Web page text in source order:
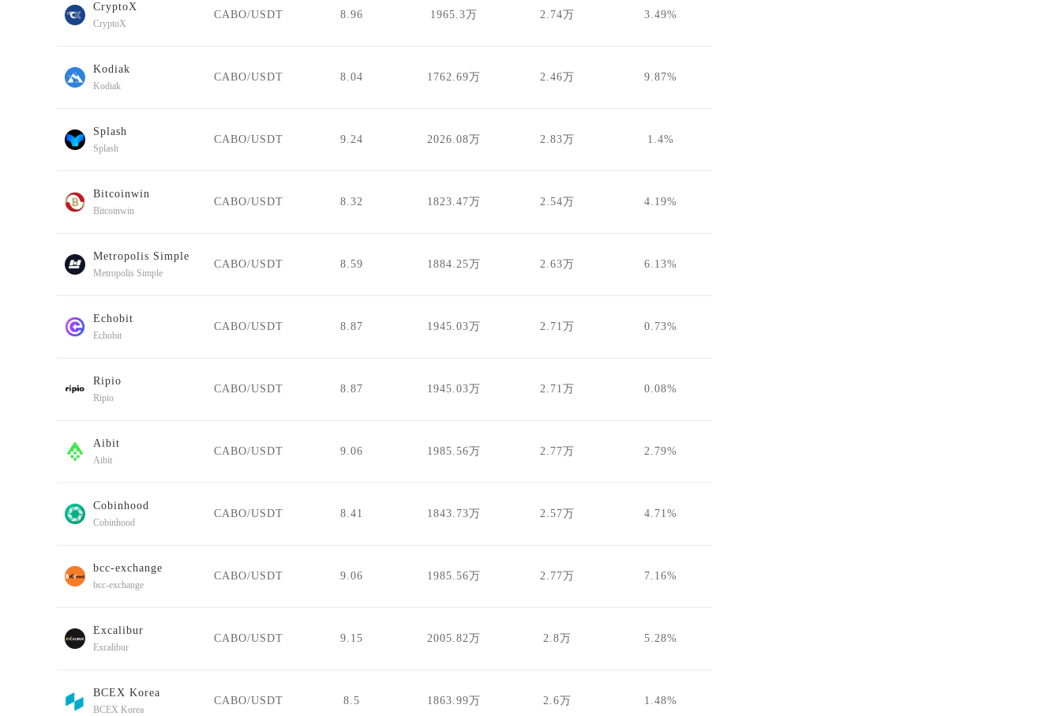
CryptoX
CryptoX
CABO/USDT 8.96 1965.3万 2.74万 3.49%
Kodiak
Kodiak
CABO/USDT 8.04 1762.69万 2.46万 9.87%
Splash
Splash
CABO/USDT 9.24 2026.08万 2.83万 1.4%
Bitcoinwin
Bitcoinwin
CABO/USDT 8.32 1823.47万 2.54万 4.19%
Metropolis Simple
Metropolis Simple
CABO/USDT 8.59 1884.25万 2.63万 6.13%
Echobit
Echobit
CABO/USDT 8.87 1945.03万 2.71万 0.73%
Ripio
Ripio
CABO/USDT 8.87 1945.03万 2.71万 0.08%
Aibit
Aibit
CABO/USDT 9.06 1985.56万 2.77万 2.79%
Cobinhood
Cobinhood
CABO/USDT 8.41 1843.73万 2.57万 4.71%
bcc-exchange
bcc-exchange
CABO/USDT 9.06 1985.56万 2.77万 7.16%
Excalibur
Excalibur
CABO/USDT 9.15 2005.82万 2.8万 5.28%
BCEX Korea
BCEX Korea
CABO/USDT 8.5 1863.99万 2.6万 1.48%